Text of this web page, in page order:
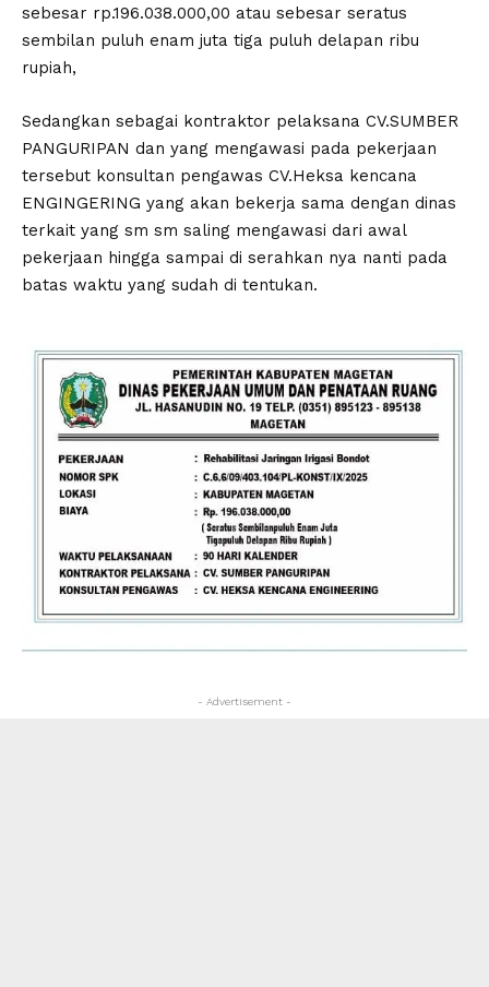
sebesar rp.196.038.000,00 atau sebesar seratus
sembilan puluh enam juta tiga puluh delapan ribu
rupiah,
Sedangkan sebagai kontraktor pelaksana CV.SUMBER
PANGURIPAN dan yang mengawasi pada pekerjaan
tersebut konsultan pengawas CV.Heksa kencana
ENGINGERING yang akan bekerja sama dengan dinas
terkait yang sm sm saling mengawasi dari awal
pekerjaan hingga sampai di serahkan nya nanti pada
batas waktu yang sudah di tentukan.
- Advertisement -